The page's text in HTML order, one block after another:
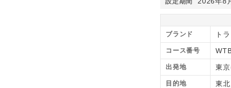
ブランド ト
コース番号
出発地 東
目的地 東